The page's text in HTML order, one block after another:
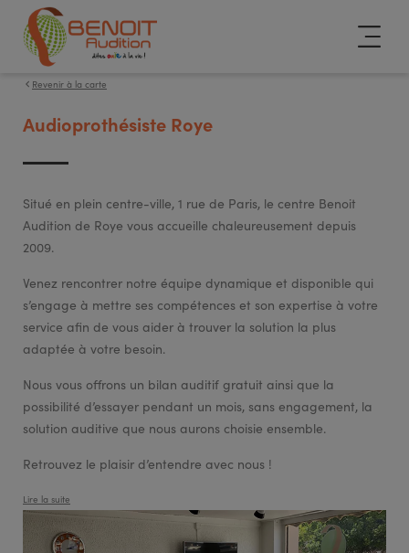
Revenir à la carte
Audioprothésiste Roye
Situé en plein centre-ville, 1 rue de Paris, le centre Benoit
Audition de Roye vous accueille chaleureusement depuis
2009.
Venez rencontrer notre équipe dynamique et disponible qui
s’engage à mettre ses compétences et son expertise à votre
service afin de vous aider à trouver la solution la plus
adaptée à votre besoin.
Nous vous offrons un bilan auditif gratuit ainsi que la
possibilité d’essayer pendant un mois, sans engagement, la
solution auditive que nous aurons choisie ensemble.
Retrouvez le plaisir d’entendre avec nous !
Lire la suite